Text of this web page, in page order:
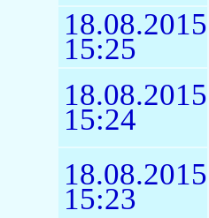
18.08.2015
15:25
18.08.2015
15:24
18.08.2015
15:23